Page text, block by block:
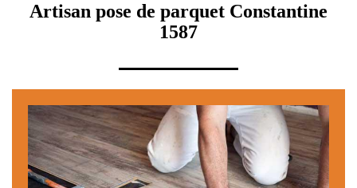
Artisan pose de parquet Constantine
1587